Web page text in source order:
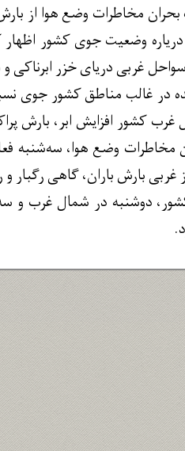
مخاطرات وضع هوا از
وضعیت جوی کشور
غربی دریای خزر ابرناکی و
در غالب مناطق کشور جوی
کشور افزایش ابر، بارش
مخاطرات وضع هوا، سه‌شنبه
غربی بارش باران، گاهی
کشور، دوشنبه در شمال